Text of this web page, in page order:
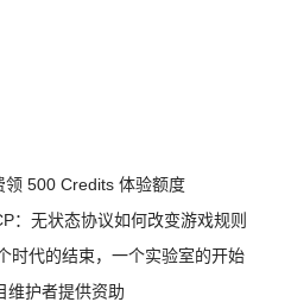
领 500 Credits 体验额度
：无状态协议如何改变游戏规则
时代的结束，一个实验室的开始
维护者提供资助